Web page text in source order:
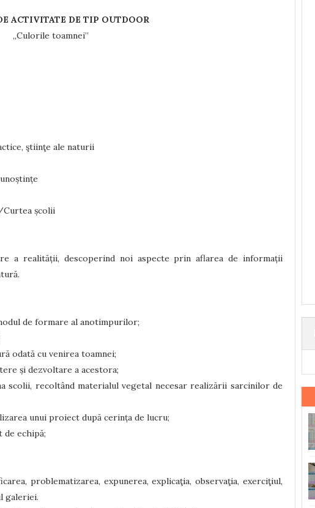
ACTIVITATE DE TIP OUTDOOR
„Culorile toamnei”
ştiinţe ale naturii
școlii
a realității, descoperind noi aspecte prin aflarea de informații
de formare al anotimpurilor;
odată cu venirea toamnei;
și dezvoltare a acestora;
scolii, recoltând materialul vegetal necesar realizării sarcinilor de
unui proiect după cerința de lucru;
de echipă;
problematizarea, expunerea, explicaţia, observaţia, exerciţiul,
galeriei.